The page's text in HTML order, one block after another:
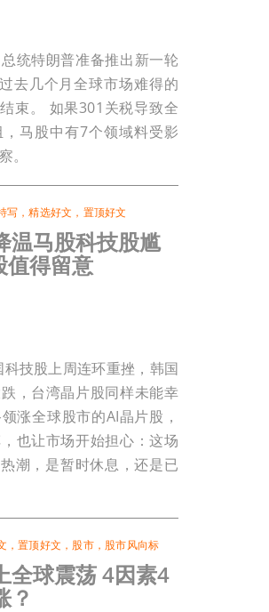
总统特朗普准备推出新一轮
去几个月全球市场难得的
束。 如果301关税导致全
马股中有7个领域料受影
。
写 ，精选好文 ， 置顶好文
温马股科技股尴
值得留意
科技股上周连环重挫，韩国
，台湾晶片股同样未能幸
涨全球股市的AI晶片股，
也让市场开始担心：这场
潮，是暂时休息，还是已
，置顶好文 ， 股市， 股市风向标
全球震荡 4因素4
？